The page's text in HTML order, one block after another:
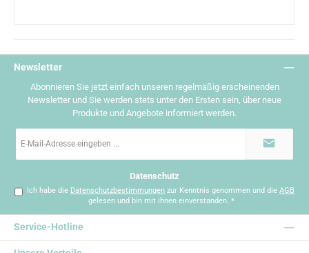
Newsletter
Abonnieren Sie jetzt einfach unseren regelmäßig erscheinenden
Newsletter und Sie werden stets unter den Ersten sein, über neue
Produkte und Angebote informiert werden.
Mail-
Datenschutz
Ich habe die Datenschutzbestimmungen zur Kenntnis genommen und dieAGB
gelesen und bin mit ihnen einverstanden. *
Service-Hotline